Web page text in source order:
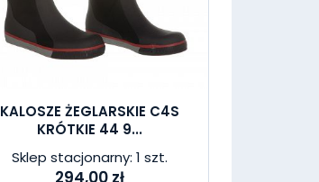
KALOSZE ŻEGLARSKIE C4S
KRÓTKIE 44 9...
Sklep stacjonarny: 1 szt.
294,00 zł